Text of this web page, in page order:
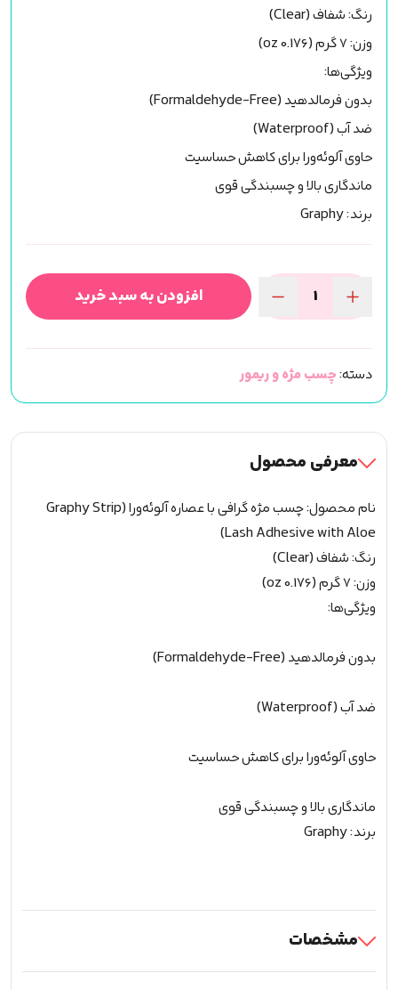
رنگ: شفاف (Clear)
وزن: ۷ گرم (0.176 oz)
ویژگی‌ها:
بدون فرمالدهید (Formaldehyde-Free)
ضد آب (Waterproof)
حاوی آلوئه‌ورا برای کاهش حساسیت
ماندگاری بالا و چسبندگی قوی
برند: Graphy
چسب
سفید
گرافی
تیوپی
(7
عدد
افزودن به سبد خرید
دسته:چسب مژه و ریمور
معرفی محصول
نام محصول: چسب مژه گرافی با عصاره آلوئه‌ورا (Graphy Strip
Lash Adhesive with Aloe)
رنگ: شفاف (Clear)
وزن: ۷ گرم (0.176 oz)
ویژگی‌ها:
بدون فرمالدهید (Formaldehyde-Free)
ضد آب (Waterproof)
حاوی آلوئه‌ورا برای کاهش حساسیت
ماندگاری بالا و چسبندگی قوی
برند: Graphy
مشخصات